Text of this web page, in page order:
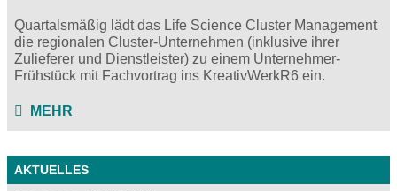
Quartalsmäßig lädt das Life Science Cluster Management
die regionalen Cluster-Unternehmen (inklusive ihrer
Zulieferer und Dienstleister) zu einem Unternehmer-
Frühstück mit Fachvortrag ins KreativWerkR6 ein.
MEHR
AKTUELLES